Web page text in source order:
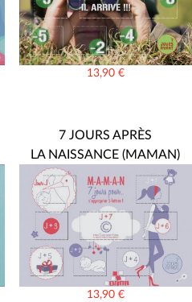
13,90 €
7 JOURS APRÈS
LA NAISSANCE (MAMAN)
13,90 €